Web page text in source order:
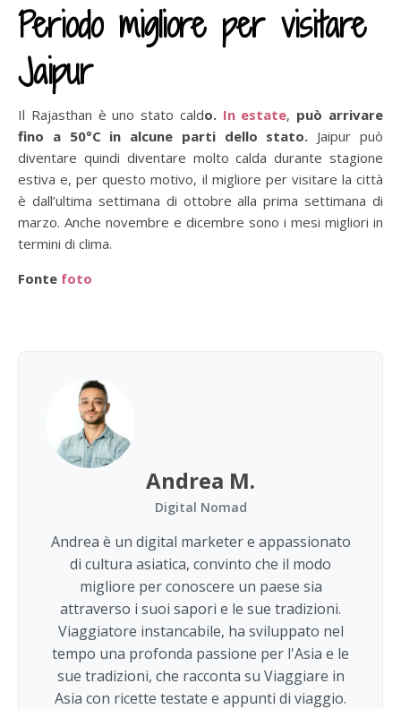
Periodo migliore per visitare
Jaipur
Il Rajasthan è uno stato caldo. In estate, può arrivare
fino a 50°C in alcune parti dello stato. Jaipur può
diventare quindi diventare molto calda durante stagione
estiva e, per questo motivo, il migliore per visitare la città
è dall’ultima settimana di ottobre alla prima settimana di
marzo. Anche novembre e dicembre sono i mesi migliori in
termini di clima.
Fonte foto
Andrea M.
Digital Nomad
Andrea è un digital marketer e appassionato
di cultura asiatica, convinto che il modo
migliore per conoscere un paese sia
attraverso i suoi sapori e le sue tradizioni.
Viaggiatore instancabile, ha sviluppato nel
tempo una profonda passione per l'Asia e le
sue tradizioni, che racconta su Viaggiare in
Asia con ricette testate e appunti di viaggio.